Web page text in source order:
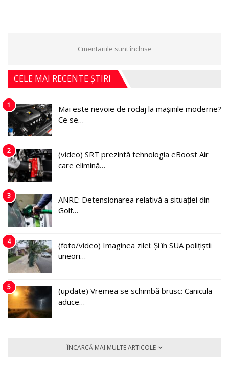
Cmentariile sunt închise
CELE MAI RECENTE ȘTIRI
1
Mai este nevoie de rodaj la mașinile moderne?
Ce se…
2
(video) SRT prezintă tehnologia eBoost Air
care elimină…
3
ANRE: Detensionarea relativă a situației din
Golf…
4
(foto/video) Imaginea zilei: Și în SUA polițiștii
uneori…
5
(update) Vremea se schimbă brusc: Canicula
aduce…
ÎNCARCĂ MAI MULTE ARTICOLE